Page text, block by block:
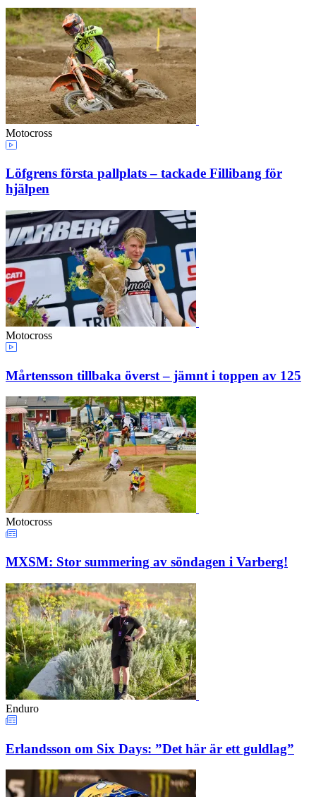
Motocross
Löfgrens första pallplats – tackade Fillibang för
hjälpen
Motocross
Mårtensson tillbaka överst – jämnt i toppen av 125
Motocross
MXSM: Stor summering av söndagen i Varberg!
Enduro
Erlandsson om Six Days: ”Det här är ett guldlag”